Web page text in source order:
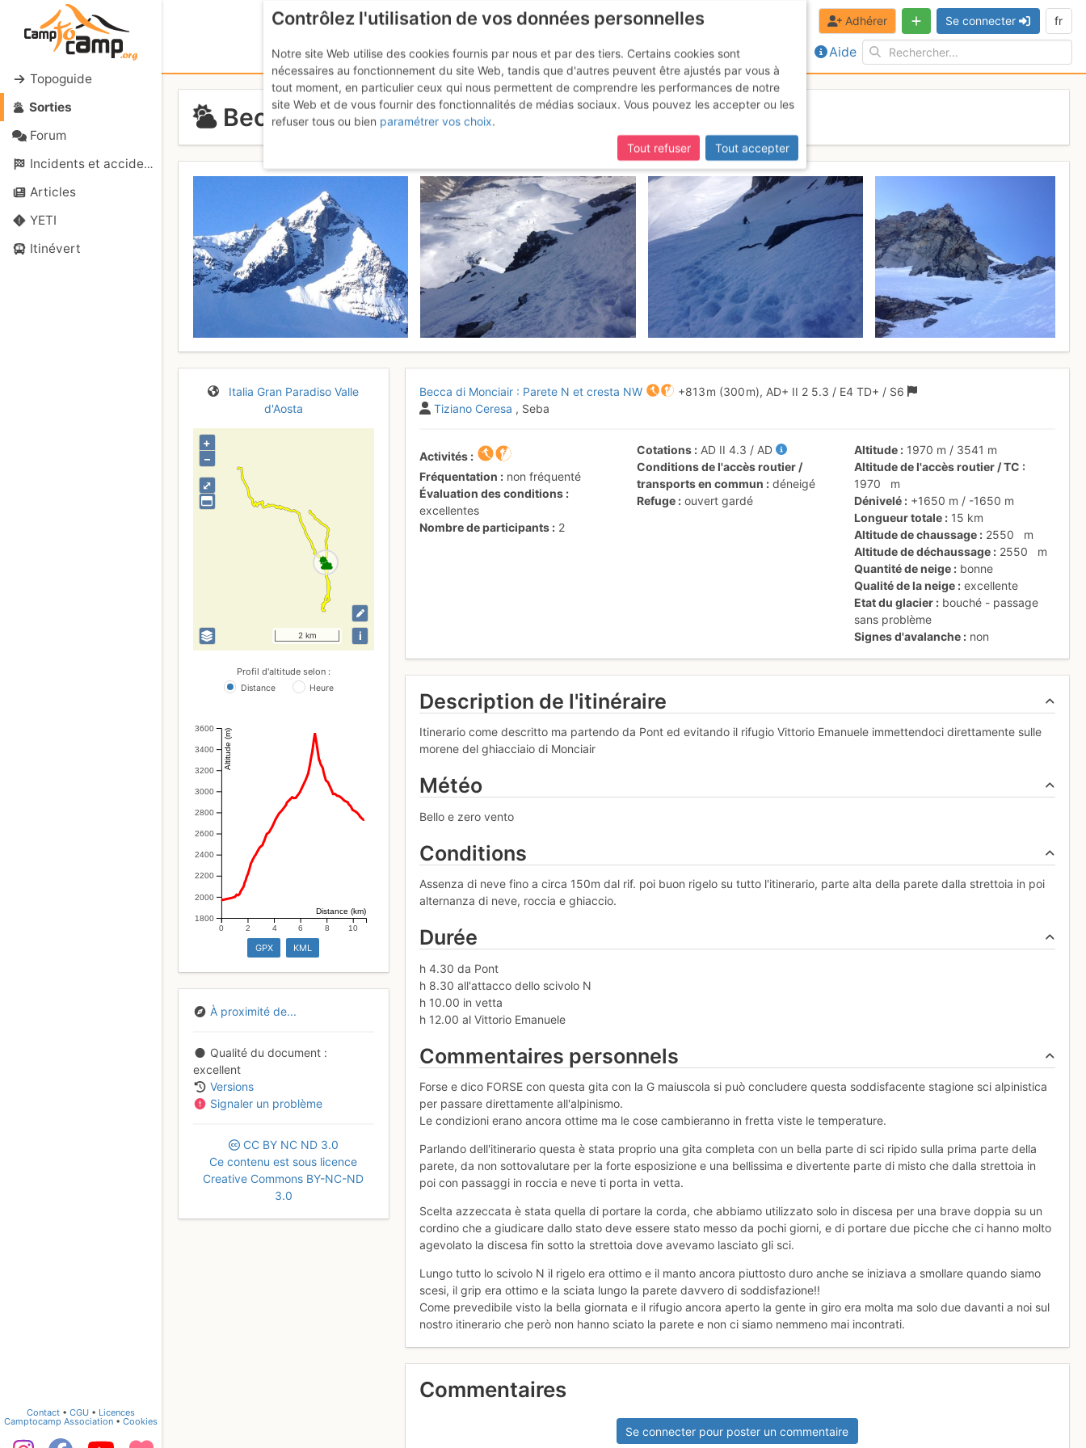
Topoguide
Sorties
Forum
Incidents et accidents
Articles
YETI
Itinévert
Contact • CGU • Licences
Camptocamp Association • Cookies
Aide
Adhérer Se connecter fr
Becca di Monciair : Parete N
Italia Gran Paradiso Valle
d'Aosta
+
–
2 km i
⤢
Profil d'altitude selon :
Distance Heure
1800
2000
2200
2400
2600
2800
3000
3200
3400
3600 Altitude (m)
0 2 4 6 8 10
Distance (km)
GPX KML
À proximité de...
Qualité du document
excellent
Versions
Signaler un problème
CC BY NC ND 3.0
Ce contenu est sous licence
Creative Commons BY-NC-ND
3.0
Becca di Monciair : Parete N et cresta NW +813 m (300 m), AD+ II 2 5.3 / E4TD+ / S6
Tiziano Ceresa , Seba
Activités
Fréquentation
non fréquenté
Évaluation des conditions
excellentes
Nombre de participants
2
Cotations AD II4.3 / AD
Conditions de l'accès routier /
transports en commun
déneigé
Refuge
ouvert gardé
Altitude 1970 m / 3541 m
Altitude de l'accès routier / TC
1970
m
Dénivelé
+1650 m / -1650 m
Longueur totale
15 km
Altitude de chaussage
2550
m
Altitude de déchaussage
2550
m
Quantité de neige
bonne
Qualité de la neige
excellente
Etat du glacier
bouché - passage
sans problème
Signes d'avalanche
non
Description de l'itinéraire
Itinerario come descritto ma partendo da Pont ed evitando il rifugio Vittorio Emanuele immettendoci direttamente sulle
morene del ghiacciaio di Monciair
Météo
Bello e zero vento
Conditions
Assenza di neve fino a circa 150m dal rif. poi buon rigelo su tutto l'itinerario, parte alta della parete dalla strettoia in poi
alternanza di neve, roccia e ghiaccio.
Durée
h 4.30 da Pont
h 8.30 all'attacco dello scivolo N
h 10.00 in vetta
h 12.00 al Vittorio Emanuele
Commentaires personnels
Forse e dico FORSE con questa gita con la G maiuscola si può concludere questa soddisfacente stagione sci alpinistica
per passare direttamente all'alpinismo.
Le condizioni erano ancora ottime ma le cose cambieranno in fretta viste le temperature.
Parlando dell'itinerario questa è stata proprio una gita completa con un bella parte di sci ripido sulla prima parte della
parete, da non sottovalutare per la forte esposizione e una bellissima e divertente parte di misto che dalla strettoia in
poi con passaggi in roccia e neve ti porta in vetta.
Scelta azzeccata è stata quella di portare la corda, che abbiamo utilizzato solo in discesa per una brave doppia su un
cordino che a giudicare dallo stato deve essere stato messo da pochi giorni, e di portare due picche che ci hanno molto
agevolato la discesa fin sotto la strettoia dove avevamo lasciato gli sci.
Lungo tutto lo scivolo N il rigelo era ottimo e il manto ancora piuttosto duro anche se iniziava a smollare quando siamo
scesi, il grip era ottimo e la sciata lungo la parete davvero di soddisfazione!!
Come prevedibile visto la bella giornata e il rifugio ancora aperto la gente in giro era molta ma solo due davanti a noi sul
nostro itinerario che però non hanno sciato la parete e non ci siamo nemmeno mai incontrati.
Commentaires
Se connecter pour poster un commentaire
Contrôlez l'utilisation de vos données personnelles
Notre site Web utilise des cookies fournis par nous et par des tiers. Certains cookies sont
nécessaires au fonctionnement du site Web, tandis que d'autres peuvent être ajustés par vous à
tout moment, en particulier ceux qui nous permettent de comprendre les performances de notre
site Web et de vous fournir des fonctionnalités de médias sociaux. Vous pouvez les accepter ou les
refuser tous ou bien paramétrer vos choix.
Tout refuser
Tout accepter